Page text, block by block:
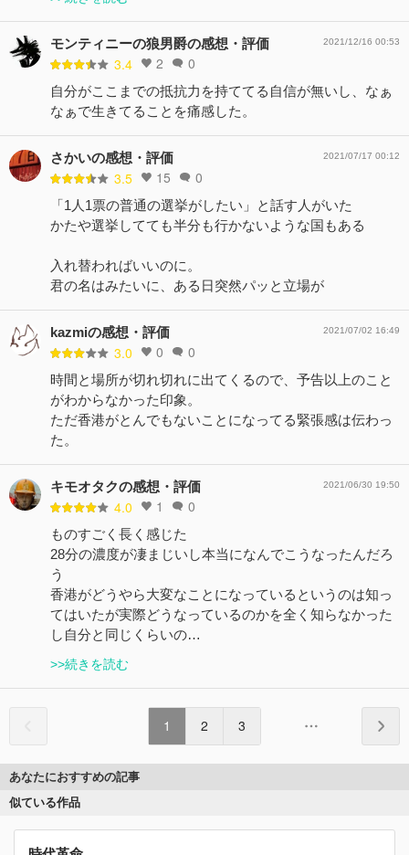
モンティニーの狼男爵の感想・評価
3.4 2 0
2021/12/16 00:53
自分がここまでの抵抗力を持ててる自信が無いし、なぁ
なぁで生きてることを痛感した。
さかいの感想・評価
3.5 15 0
2021/07/17 00:12
「1人1票の普通の選挙がしたい」と話す人がいた
かたや選挙してても半分も行かないような国もある
入れ替わればいいのに。
君の名はみたいに、ある日突然パッと立場が
kazmiの感想・評価
3.0 0 0
2021/07/02 16:49
時間と場所が切れ切れに出てくるので、予告以上のこと
がわからなかった印象。
ただ香港がとんでもないことになってる緊張感は伝わっ
た。
キモオタクの感想・評価
4.0 1 0
2021/06/30 19:50
ものすごく長く感じた
28分の濃度が凄まじいし本当になんでこうなったんだろ
う
香港がどうやら大変なことになっているというのは知っ
てはいたが実際どうなっているのかを全く知らなかった
し自分と同じくらいの…
>>続きを読む
1 2 3
あなたにおすすめの記事
似ている作品